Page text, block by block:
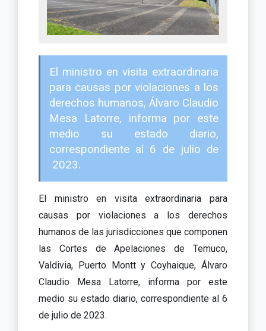
El ministro en visita extraordinaria
para causas por violaciones a los
derechos humanos, Álvaro Claudio
Mesa Latorre, informa por este
medio su estado diario,
correspondiente al 6 de julio de
2023.
El ministro en visita extraordinaria para
causas por violaciones a los derechos
humanos de las jurisdicciones que componen
las Cortes de Apelaciones de Temuco,
Valdivia, Puerto Montt y Coyhaique, Álvaro
Claudio Mesa Latorre, informa por este
medio su estado diario, correspondiente al 6
de julio de 2023.